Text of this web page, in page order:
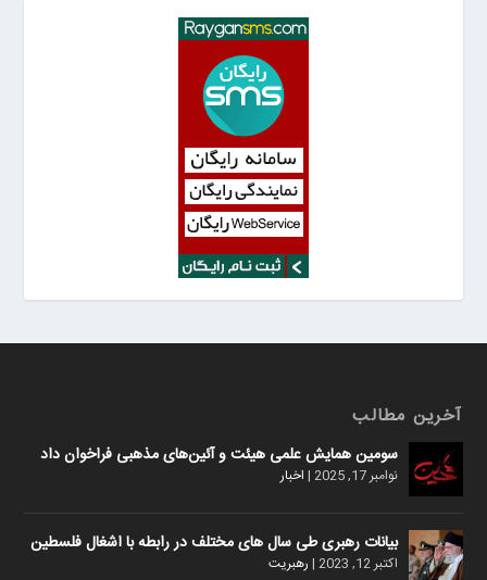
آخرین مطالب
سومین همایش علمی هیئت و آئین‌های مذهبی فراخوان داد
نوامبر 17, 2025 | اخبار
بیانات رهبری طی سال های مختلف در رابطه با اشغال فلسطین
اکتبر 12, 2023 | رهبریت